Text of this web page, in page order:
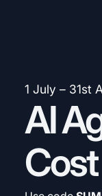
1 July – 31st
AI
Cost